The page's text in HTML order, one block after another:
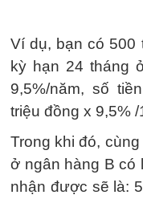
Ví dụ, bạn có 500
kỳ hạn 24 tháng
9,5%/năm, số
triệu đồng x 9,5%
Trong khi đó,
ở ngân hàng B có
nhận được sẽ là: